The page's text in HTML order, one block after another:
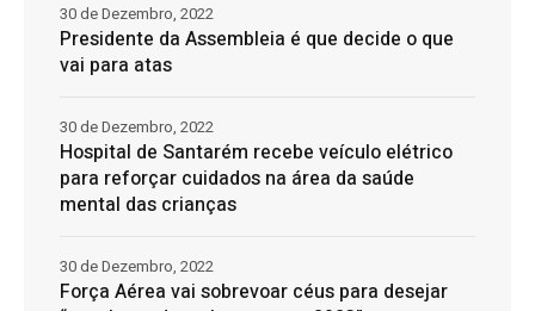
Presidente da Assembleia é que decide o que
vai para atas
30 de Dezembro, 2022
Hospital de Santarém recebe veículo elétrico
para reforçar cuidados na área da saúde
mental das crianças
30 de Dezembro, 2022
Força Aérea vai sobrevoar céus para desejar
30 de Dezembro, 2022